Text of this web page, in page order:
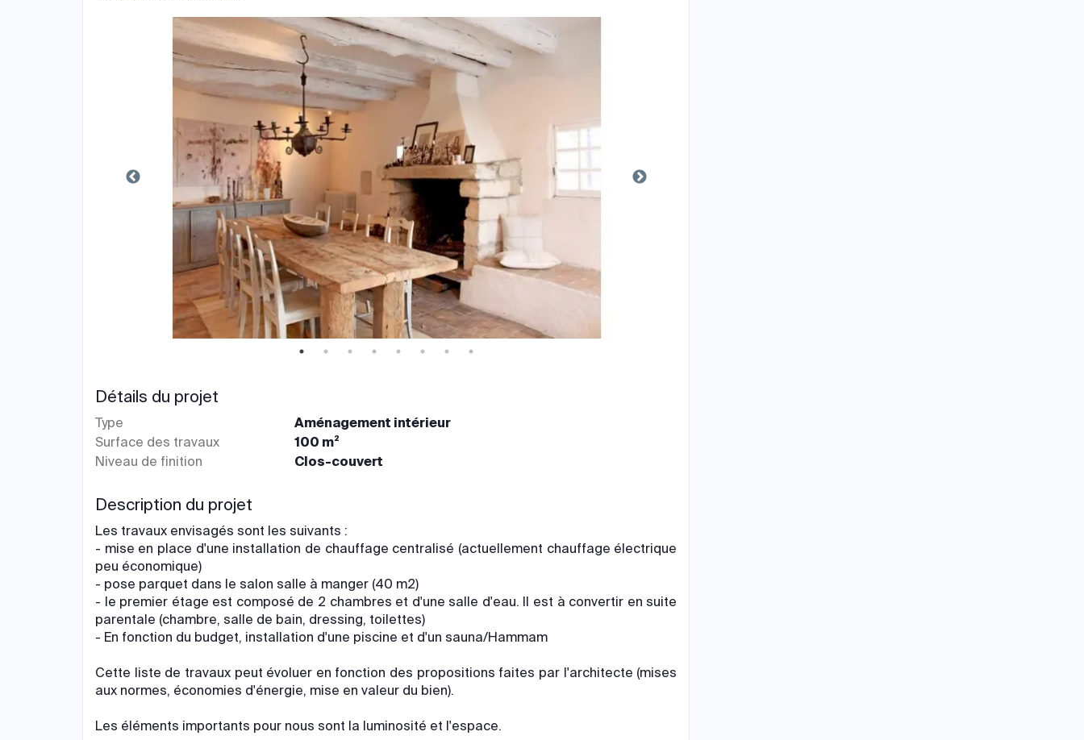
Détails du projet
Type
Aménagement intérieur
Surface des travaux
100 m²
Niveau de finition
Clos-couvert
Description du projet
Les travaux envisagés sont les suivants :
- mise en place d'une installation de chauffage centralisé (actuellement chauffage électrique
peu économique)
- pose parquet dans le salon salle à manger (40 m2)
- le premier étage est composé de 2 chambres et d'une salle d'eau. Il est à convertir en suite
parentale (chambre, salle de bain, dressing, toilettes)
- En fonction du budget, installation d'une piscine et d'un sauna/Hammam
Cette liste de travaux peut évoluer en fonction des propositions faites par l'architecte (mises
aux normes, économies d'énergie, mise en valeur du bien).
Les éléments importants pour nous sont la luminosité et l'espace.